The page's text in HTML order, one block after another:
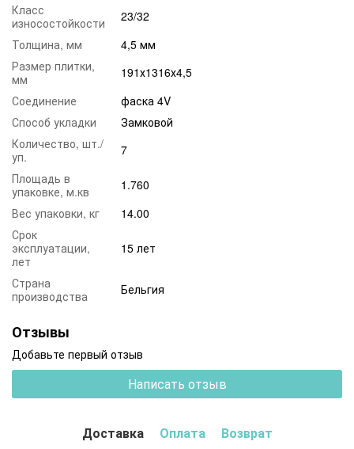
Класс
износостойкости
23/32
Толщина, мм
4,5 мм
Размер плитки,
мм
191х1316х4,5
Соединение
фаска 4V
Способ укладки
Замковой
Количество, шт./
уп.
7
Площадь в
упаковке, м.кв
1.760
Вес упаковки, кг
14.00
Срок
эксплуатации,
лет
15 лет
Страна
производства
Бельгия
Отзывы
Добавьте первый отзыв
Написать отзыв
Доставка Оплата Возврат